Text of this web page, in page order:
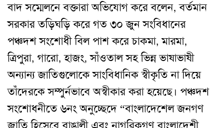
বাদ সম্মেলনে বক্তারা অভিযোগ করে বলেন, বর্তমান
সরকার তড়িঘড়ি করে গত ৩০ জুন সংবিধানের
পঞ্চদশ সংশোধী বিল পাশ করে চাকমা, মারমা,
ত্রিপুরা, গারো, হাজং, সাঁওতাল সহ ভিন্ন ভাষাভাষী
অন্যান্য জাতিগুলোকে সাংবিধানিক স্বীকৃতি না দিয়ে
তাঁদেরকে সম্পুর্নভাবে অস্বীকার করা হয়েছে। পঞ্চদশ
সংশোধনীতে ৬নং অনুচ্ছেদে “বাংলাদেশেল জনগণ